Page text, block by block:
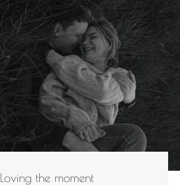
Loving the moment